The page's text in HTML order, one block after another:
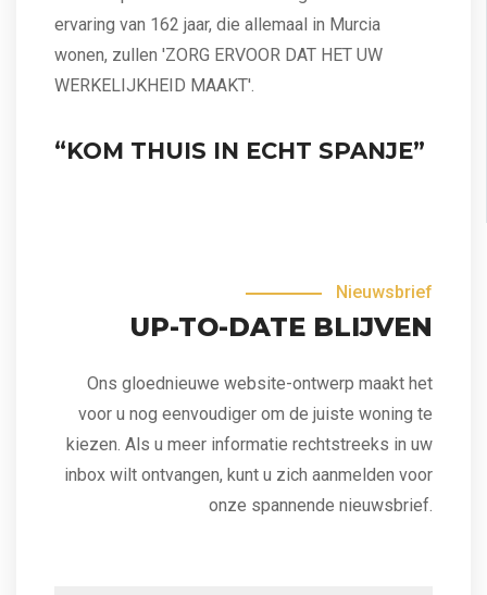
ervaring van 162 jaar, die allemaal in Murcia
wonen, zullen 'ZORG ERVOOR DAT HET UW
WERKELIJKHEID MAAKT'.
“KOM THUIS IN ECHT SPANJE”
Nieuwsbrief
UP-TO-DATE BLIJVEN
Ons gloednieuwe website-ontwerp maakt het
voor u nog eenvoudiger om de juiste woning te
kiezen. Als u meer informatie rechtstreeks in uw
inbox wilt ontvangen, kunt u zich aanmelden voor
onze spannende nieuwsbrief.